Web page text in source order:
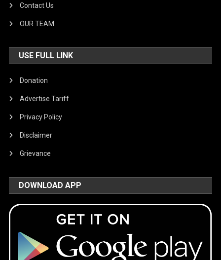
Contact Us
OUR TEAM
USE FULL LINK
Donation
Advertise Tariff
Privacy Policy
Disclaimer
Grievance
DOWNLOAD APP